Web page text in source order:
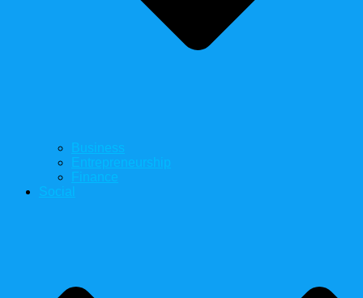
Business
Entrepreneurship
Finance
Social